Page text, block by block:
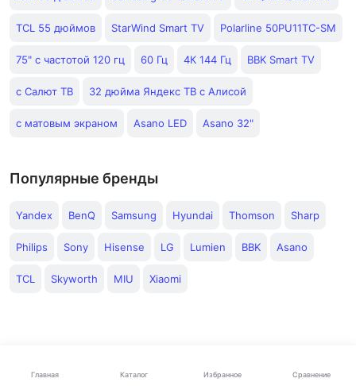
Главная Каталог Избранное Сравнение
TCL 55 дюймов StarWind Smart TV Polarline 50PU11TC-SM
75" с частотой 120 гц 60 Гц 4К 144 Гц BBK Smart TV
с Салют ТВ 32 дюйма Яндекс ТВ с Алисой
с матовым экраном Asano LED Asano 32"
Популярные бренды
Yandex BenQ Samsung Hyundai Thomson Sharp
Philips Sony Hisense LG Lumien BBK Asano
TCL Skyworth MIU Xiaomi